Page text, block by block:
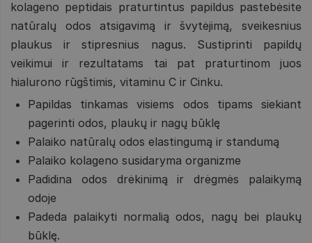
kolageno peptidais praturtintus papildus pastebėsite
natūralų odos atsigavimą ir švytėjimą, sveikesnius
plaukus ir stipresnius nagus. Sustiprinti papildų
veikimui ir rezultatams tai pat praturtinom juos
hialurono rūgštimis, vitaminu C ir Cinku.
Papildas tinkamas visiems odos tipams siekiant
pagerinti odos, plaukų ir nagų būklę
Palaiko natūralų odos elastingumą ir standumą
Palaiko kolageno susidaryma organizme
Padidina odos drėkinimą ir drėgmės palaikymą
odoje
Padeda palaikyti normalią odos, nagų bei plaukų
būklę.